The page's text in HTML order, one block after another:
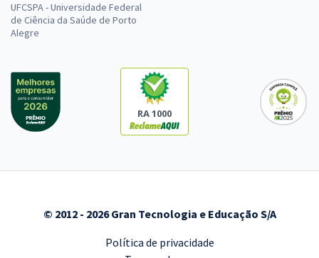
UFCSPA - Universidade Federal
de Ciência da Saúde de Porto
Alegre
RA 1000
© 2012 - 2026 Gran Tecnologia e Educação S/A
Política de privacidade